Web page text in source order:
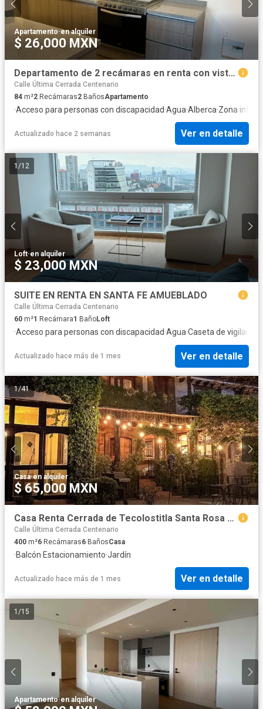
Apartamento·en alquiler
$ 26,000 MXN
Departamento de 2 recámaras en renta con vista a Vista Hermosa
Calle Última Cerrada Centenario
84 m²2 Recámaras2 BañosApartamento
·Acceso para personas con discapacidad·Agua·Alberca·Zona
Actualizado hace 2 semanas Ver en detalle
1/12
Loft·en alquiler
$ 23,000 MXN
SUITE EN RENTA EN SANTA FE AMUEBLADO
Calle Última Cerrada Centenario
60 m²1 Recámara1 BañoLoft
·Acceso para personas con discapacidad·Agua·Caseta de vigilancia
Actualizado hace más de 1 mes Ver en detalle
1/41
Casa·en alquiler
$ 65,000 MXN
Casa Renta Cerrada de Tecolostitla Santa Rosa Xochiac Alvaro Obregon
Calle Última Cerrada Centenario
400 m²6 Recámaras6 BañosCasa
·Balcón·Estacionamiento·Jardín
Actualizado hace más de 1 mes Ver en detalle
1 /15
Apartamento·en alquiler